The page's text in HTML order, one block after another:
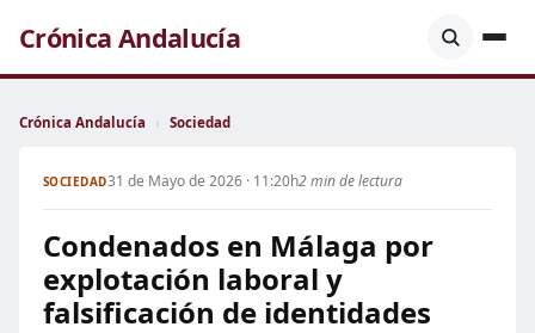
Crónica Andalucía
Crónica Andalucía › Sociedad
SOCIEDAD31 de Mayo de 2026 · 11:20h2 min de lectura
Condenados en Málaga por
explotación laboral y
falsificación de identidades